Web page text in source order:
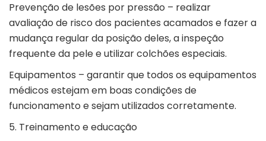
Prevenção de lesões por pressão – realizar
avaliação de risco dos pacientes acamados e fazer a
mudança regular da posição deles, a inspeção
frequente da pele e utilizar colchões especiais.
Equipamentos – garantir que todos os equipamentos
médicos estejam em boas condições de
funcionamento e sejam utilizados corretamente.
5. Treinamento e educação